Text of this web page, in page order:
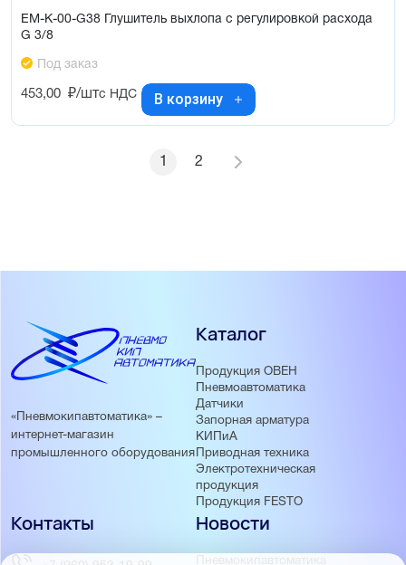
EM-K-00-G38 Глушитель выхлопа с регулировкой расхода
G 3/8
Под заказ
453,00 ₽/штс НДС В корзину
1 2
«Пневмокипавтоматика» –
интернет-магазин
промышленного оборудования
Каталог
Продукция ОВЕН
Пневмоавтоматика
Датчики
Запорная арматура
КИПиА
Приводная техника
Электротехническая
продукция
Продукция FESTO
Новости
Пневмокипавтоматика
Контакты